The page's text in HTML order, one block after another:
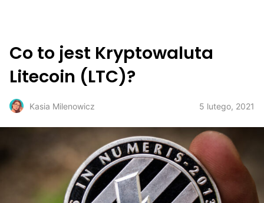
Co to jest Kryptowaluta
Litecoin (LTC)?
Kasia Milenowicz 5 lutego, 2021